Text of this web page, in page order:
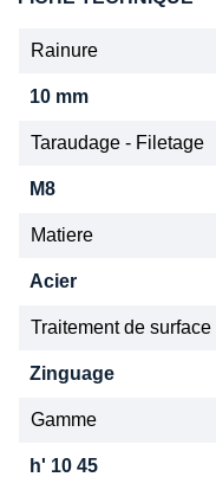
Rainure
10 mm
Taraudage - Filetage
M8
Matiere
Acier
Traitement de surface
Zinguage
Gamme
h' 10 45